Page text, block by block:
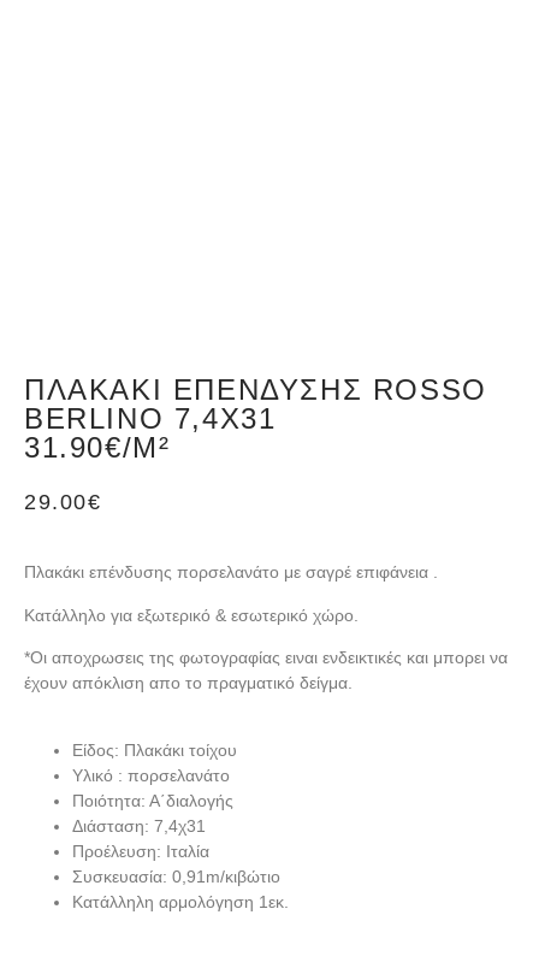
ΠΛΑΚΆΚΙ ΕΠΈΝΔΥΣΗΣ ROSSO
BERLINO 7,4X31
31.90€/M²
29.00€
Πλακάκι επένδυσης πορσελανάτο με σαγρέ επιφάνεια .
Κατάλληλο για εξωτερικό & εσωτερικό χώρο.
*Oι αποχρωσεις της φωτογραφίας ειναι ενδεικτικές και μπορει να
έχουν απόκλιση απο το πραγματικό δείγμα.
Είδος: Πλακάκι τοίχου
Υλικό : πορσελανάτο
Ποιότητα: Α΄διαλογής
Διάσταση: 7,4χ31
Προέλευση: Ιταλία
Συσκευασία: 0,91m/κιβώτιο
Κατάλληλη αρμολόγηση 1εκ.